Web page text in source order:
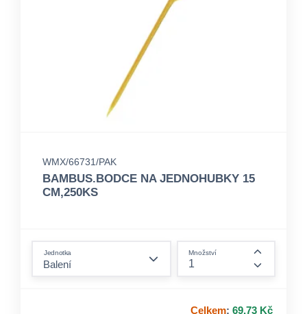
WMX/66731/PAK
BAMBUS.BODCE NA JEDNOHUBKY 15
CM,250KS
Jednotka Množství
Celkem: 69,73 Kč